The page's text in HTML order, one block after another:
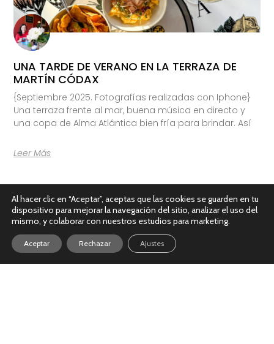
UNA TARDE DE VERANO EN LA TERRAZA DE
MARTÍN CÓDAX
{Septiembre 2025. Fotografías realizadas con Iphone}
Una terraza frente al mar, buena música en directo y
una copa de Alma Atlántica bien fría para brindar. Así
Leer Más
Al hacer clic en “Aceptar”, aceptas que las cookies se guarden en tu
dispositivo para mejorar la navegación del sitio, analizar el uso del
mismo, y colaborar con nuestros estudios para marketing.
Aceptar Rechazar Ajustes